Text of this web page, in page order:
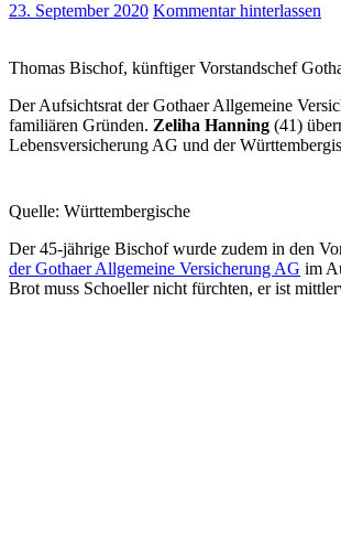
23. September 2020 Kommentar hinterlassen
Thomas Bischof, künftiger Vorstandschef
Der Aufsichtsrat der Gothaer Allgemeine
familiären Gründen. Zeliha Hanning (41)
Lebensversicherung AG und der
Quelle: Württembergische
Der 45-jährige Bischof wurde zudem in den
der Gothaer Allgemeine Versicherung AG im
Brot muss Schoeller nicht fürchten, er ist